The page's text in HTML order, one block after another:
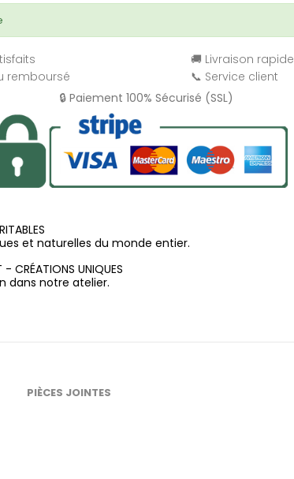
🚚 Livraison rapide
remboursé
📞 Service client
🔒 Paiement 100% Sécurisé (SSL)
et naturelles du monde entier.
- CRÉATIONS UNIQUES
dans notre atelier.
PIÈCES JOINTES